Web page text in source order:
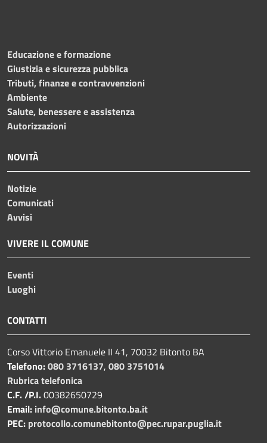
Educazione e formazione
Giustizia e sicurezza pubblica
Tributi, finanze e contravvenzioni
Ambiente
Salute, benessere e assistenza
Autorizzazioni
NOVITÀ
Notizie
Comunicati
Avvisi
VIVERE IL COMUNE
Eventi
Luoghi
CONTATTI
Corso Vittorio Emanuele II 41, 70032 Bitonto BA
Telefono:080 3716137, 080 3751014
Rubrica telefonica
C.F. /P.I.00382650729
Email: info@comune.bitonto.ba.it
PEC: protocollo.comunebitonto@pec.rupar.puglia.it